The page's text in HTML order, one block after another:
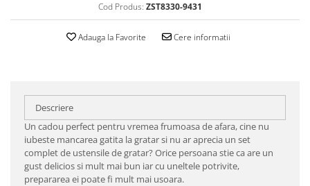
Cod Produs: ZST8330-9431
Adauga la Favorite Cere informatii
Descriere
Un cadou perfect pentru vremea frumoasa de afara, cine nu
iubeste mancarea gatita la gratar si nu ar aprecia un set
complet de ustensile de gratar? Orice persoana stie ca are un
gust delicios si mult mai bun iar cu uneltele potrivite,
prepararea ei poate fi mult mai usoara.